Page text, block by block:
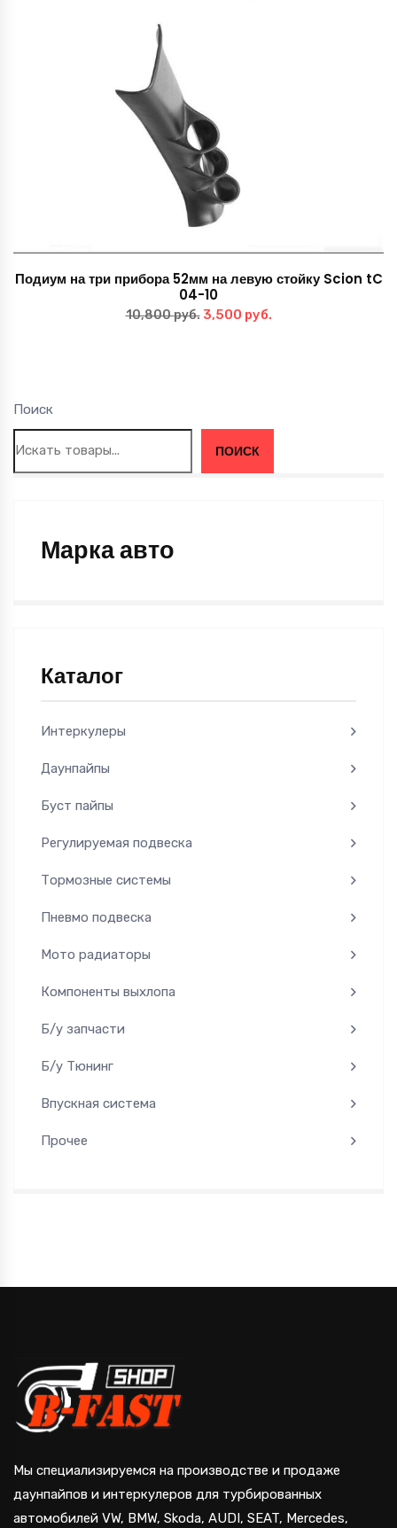
Поиск
ПОИСК
Марка авто
Каталог
Интеркулеры
Даунпайпы
Буст пайпы
Регулируемая подвеска
Тормозные системы
Пневмо подвеска
Мото радиаторы
Компоненты выхлопа
Б/у запчасти
Б/у Тюнинг
Впускная система
Прочее
Подиум на три прибора 52мм на левую стойку Scion tC
04-10
10,800руб. Первоначальная
3,500 руб.Текущая
Мы специализируемся на производстве и продаже
даунпайпов и интеркулеров для турбированных
автомобилей VW, BMW, Skoda, AUDI, SEAT, Mercedes,